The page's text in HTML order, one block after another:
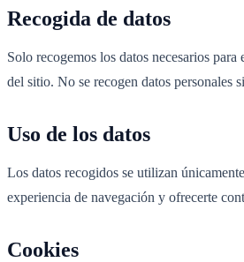
Recogida de datos
Solo recogemos los datos necesarios
del sitio. No se recogen datos personales
Uso de los datos
Los datos recogidos se utilizan
experiencia de navegación y ofrecerte
Cookies